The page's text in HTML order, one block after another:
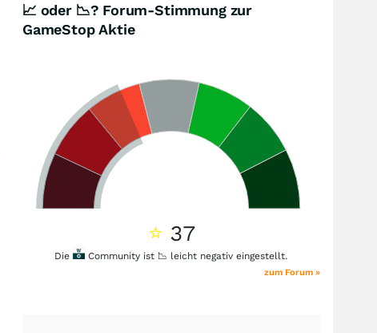
📈 oder 📉? Forum-Stimmung zur
GameStop Aktie
⭐ 37
Die Community ist 📉 leicht negativ eingestellt.
zum Forum »